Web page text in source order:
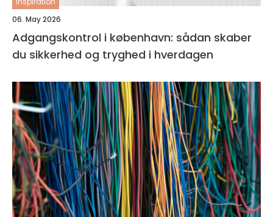
06. May 2026
Adgangskontrol i københavn: sådan skaber
du sikkerhed og tryghed i hverdagen